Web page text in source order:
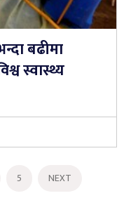
बढीमा
स्वास्थ्य
5 NEXT